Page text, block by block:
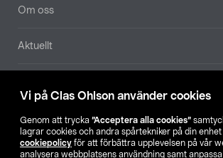
Vi på Clas Ohlson använder cookies
Genom att trycka ”Acceptera alla cookies”
lagrar cookies och andra spårtekniker på din enhet
cookiepolicy för att förbättra upplevelsen på vår
analysera webbplatsens användning samt
Om oss
Aktuellt
Hitta butik
SE NO FI